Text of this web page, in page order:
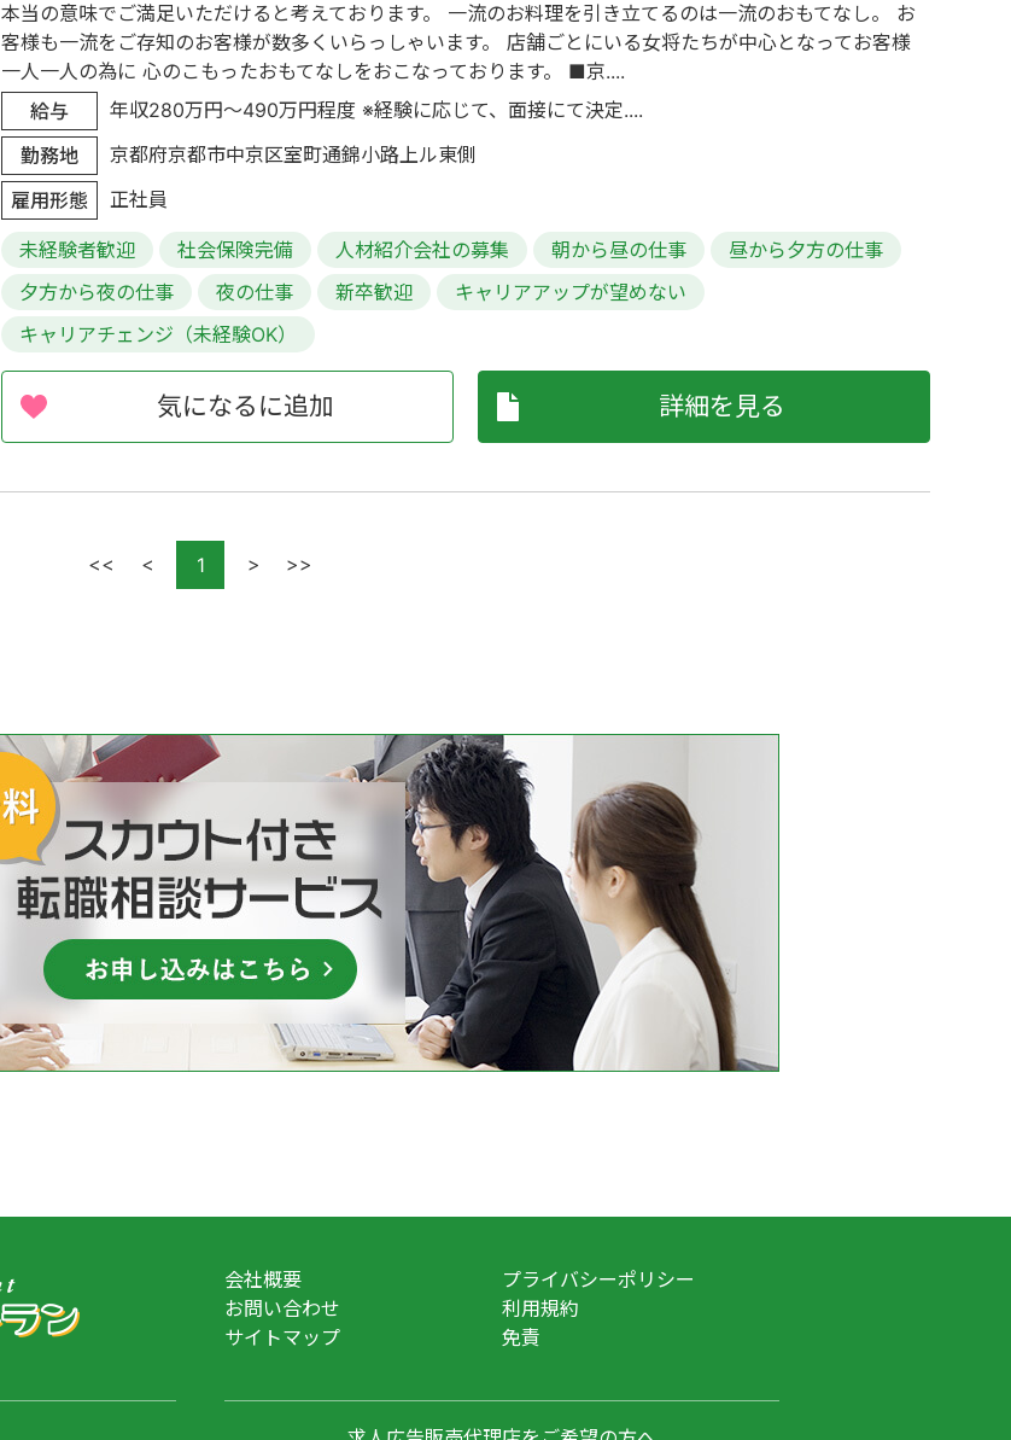
本当の意味でご満足いただけると考えております。 一流のお料理を引き立てるのは一流のおもてなし。 お
客様も一流をご存知のお客様が数多くいらっしゃいます。 店舗ごとにいる女将たちが中心となってお客様
一人一人の為に 心のこもったおもてなしをおこなっております。 ■京....
給与
年収280万円～490万円程度 ※経験に応じて、面接にて決定....
勤務地
京都府京都市中京区室町通錦小路上ル東側
雇用形態
正社員
未経験者歓迎 社会保険完備 人材紹介会社の募集 朝から昼の仕事
昼から夕方の仕事
夕方から夜の仕事
夜の仕事 新卒歓迎
キャリアアップが望めない
キャリアチェンジ（未経験OK）
気になるに追加 詳細を見る
<< < 1 > >>
会社概要
お問い合わせ
サイトマップ
プライバシーポリシー
利用規約
免責